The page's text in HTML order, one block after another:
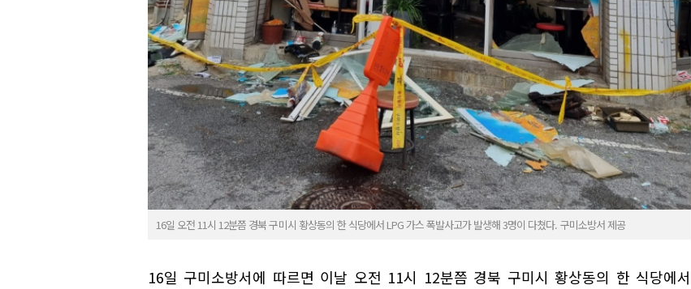
16일 오전 11시 12분쯤 경북 구미시 황상동의 한 식당에서 LPG 가스 폭발사고가 발생해 3명이 다쳤다. 구미소방서 제공
16일 구미소방서에 따르면 이날 오전 11시 12분쯤 경북 구미시 황상동의 한 식당에서